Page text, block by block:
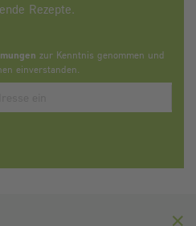
Rezepte.
zur Kenntnis genommen und
einverstanden.
bitte E-Mail Adresse